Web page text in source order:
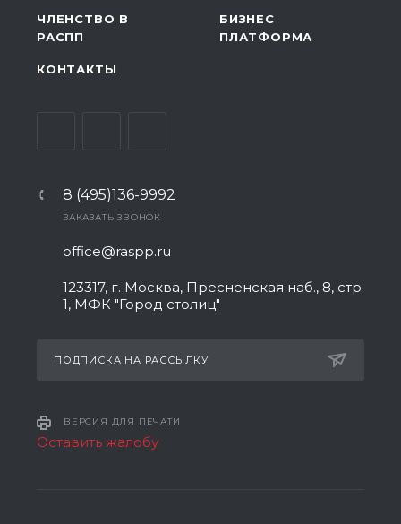
ЧЛЕНСТВО В
РАСПП
БИЗНЕС
ПЛАТФОРМА
КОНТАКТЫ
8 (495)136-9992
ЗАКАЗАТЬ ЗВОНОК
office@raspp.ru
123317, г. Москва, Пресненская наб., 8, стр.
1, МФК "Город столиц"
ПОДПИСКА НА РАССЫЛКУ
ВЕРСИЯ ДЛЯ ПЕЧАТИ
Оставить жалобу